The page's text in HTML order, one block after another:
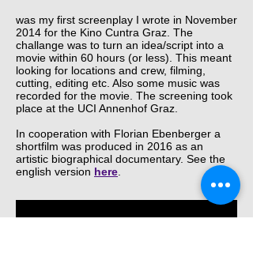
was my first screenplay I wrote in November
2014 for the Kino Cuntra Graz. The
challange was to turn an idea/script into a
movie within 60 hours (or less). This meant
looking for locations and crew, filming,
cutting, editing etc. Also some music was
recorded for the movie. The screening took
place at the UCI Annenhof Graz.
In cooperation with Florian Ebenberger a
shortfilm was produced in 2016 as an
artistic biographical documentary. See the
english version here